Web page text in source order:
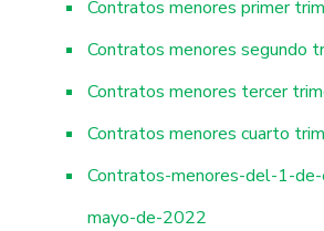
Contratos menores primer
Contratos menores segundo
Contratos menores tercer
Contratos menores cuarto
Contratos-menores-del-1-
mayo-de-2022